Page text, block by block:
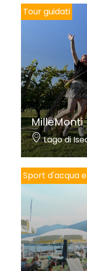
Tour guidati
MilleMonti
Lago di
Sport d'acqua